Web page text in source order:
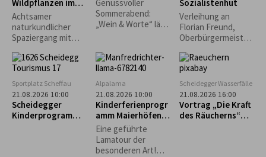
Schellengruppe.
Wildpflanzen im
Jahreslauf
Achtsamer
naturkundlicher
Spaziergang mit
Kräuterpädagogin,
Pilzcoach (DGfM)
Dr. med. Helga
Wollmerstedt...
Genussvoller
Sommerabend:
„Wein & Worte“ lädt
Sozialistenhut
Verleihung an
Florian Freund,
Oberbürgermeister
Sportplatz Scheffau
21.08.2026 10:00
Scheidegger
Kinderprogramm:
Alpalama
21.08.2026 10:00
Kinderferienprogr
amm Maierhöfen:
Alpalama Familien-
Erlebniszeit
Eine geführte
Lamatour der
besonderen Art!
Scheidegger Wasserfälle
21.08.2026 16:00
Vortrag „Die Kraft
des Räucherns“